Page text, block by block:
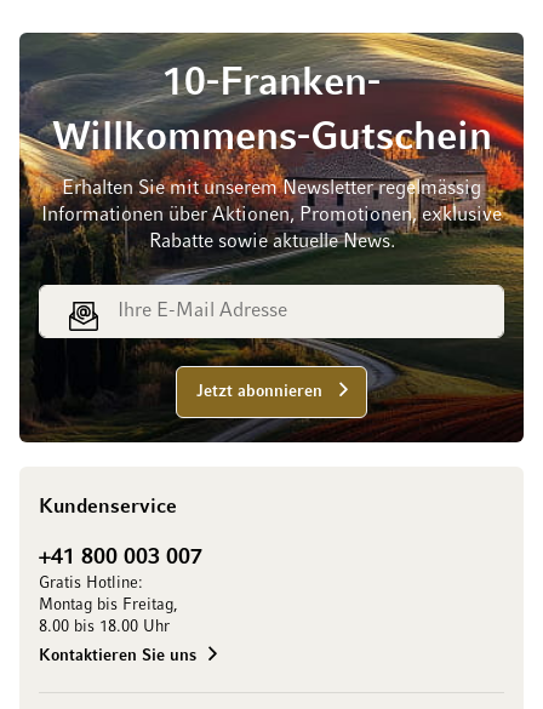
10-Franken-
Willkommens-Gutschein
Erhalten Sie mit unserem Newsletter regelmässig
Informationen über Aktionen, Promotionen, exklusive
Rabatte sowie aktuelle News.
E-Mail Adresse
Jetzt abonnieren
Kundenservice
+41 800 003 007
Gratis Hotline:
Montag bis Freitag,
8.00 bis 18.00 Uhr
Kontaktieren Sie uns